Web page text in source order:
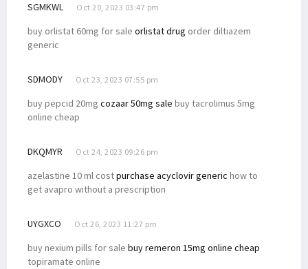
SGMKWL Oct 20, 2023 03:47 pm
buy orlistat 60mg for sale orlistat drug order diltiazem
generic
SDMODY Oct 23, 2023 07:55 pm
buy pepcid 20mg cozaar 50mg sale buy tacrolimus 5mg
online cheap
DKQMYR Oct 24, 2023 09:26 pm
azelastine 10 ml costpurchase acyclovir generic how to
get avapro without a prescription
UYGXCO Oct 26, 2023 11:27 pm
buy nexium pills for sale buy remeron 15mg online cheap
topiramate online